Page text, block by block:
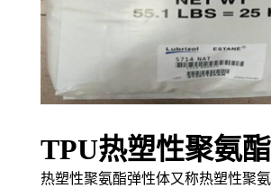
TPU热塑性聚氨
热塑性聚氨酯弹性体又称热塑性聚